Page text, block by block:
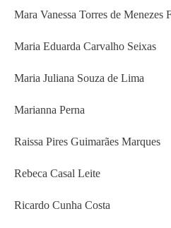
Mara Vanessa Torres de Menezes
Maria Eduarda Carvalho Seixas
Maria Juliana Souza de Lima
Marianna Perna
Raissa Pires Guimarães Marques
Rebeca Casal Leite
Ricardo Cunha Costa